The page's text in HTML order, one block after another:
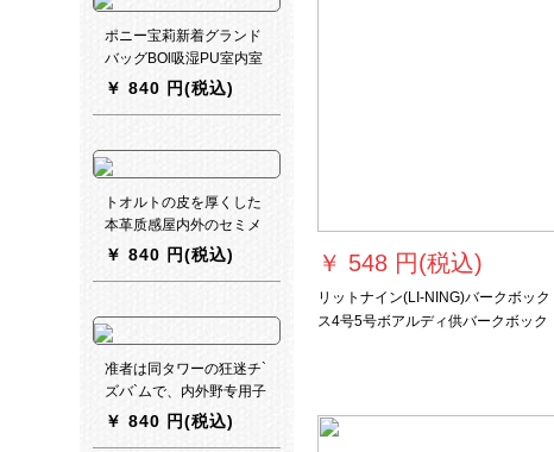
￥ 548 円(税込)
リットナイン(LI-NING)バークボック
ス4号5号ボアルディ供バークボック
ポニー宝莉新着グランド
バッグBOl吸湿PU室内室
外セミメートの耐久性抜
PU-5号ボル
￥ 840 円(税込)
トオルトの皮を厚くした
本革质感屋内外のセミメ
ートの耐久性抜群ソフト
￥ 840 円(税込)
准者は同タワーの狂迷チ`
ズバ`ムで、内外野专用子
供5号ボア様7番ボボア手
￥ 840 円(税込)